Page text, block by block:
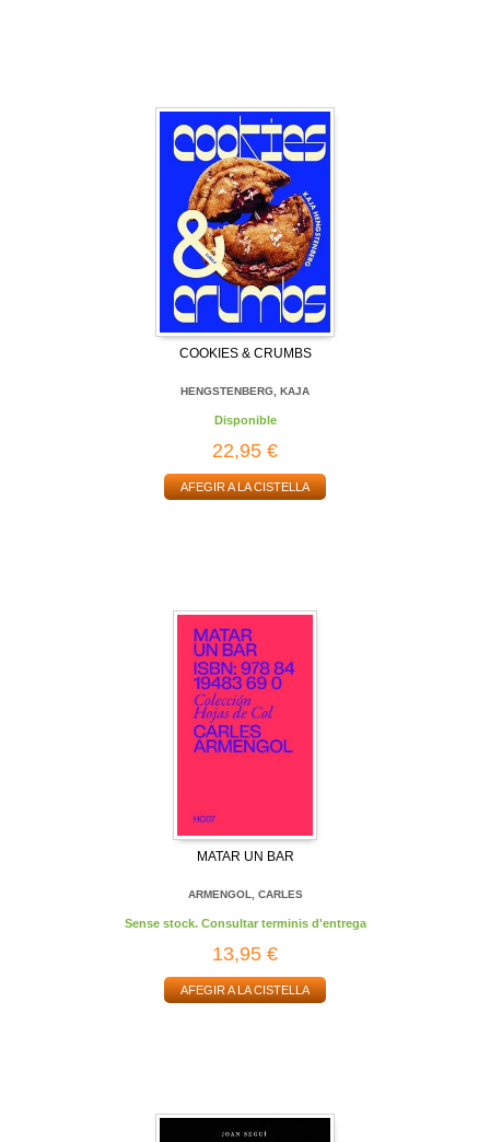
COOKIES & CRUMBS
HENGSTENBERG, KAJA
Disponible
22,95 €
AFEGIR A LA CISTELLA
MATAR UN BAR
ARMENGOL, CARLES
Sense stock. Consultar terminis d'entrega
13,95 €
AFEGIR A LA CISTELLA